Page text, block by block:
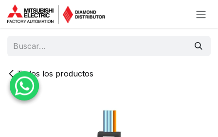
Ir al contenido
Todos los productos